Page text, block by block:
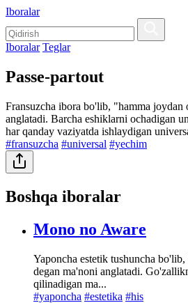
Iboralar
Iboralar Teglar
Passe-partout
Fransuzcha ibora bo'lib, "hamma joydan
anglatadi. Barcha eshiklarni ochadigan
har qanday vaziyatda ishlaydigan
#fransuzcha #universal #yechim
Boshqa iboralar
Mono no Aware
Yaponcha estetik tushuncha
degan ma'noni anglatadi.
qilinadigan ma...
#yaponcha #estetika #his